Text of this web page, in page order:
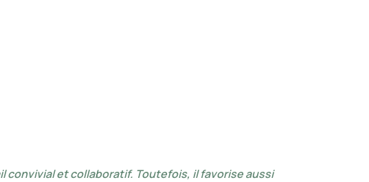
convivial et collaboratif. Toutefois, il favorise aussi